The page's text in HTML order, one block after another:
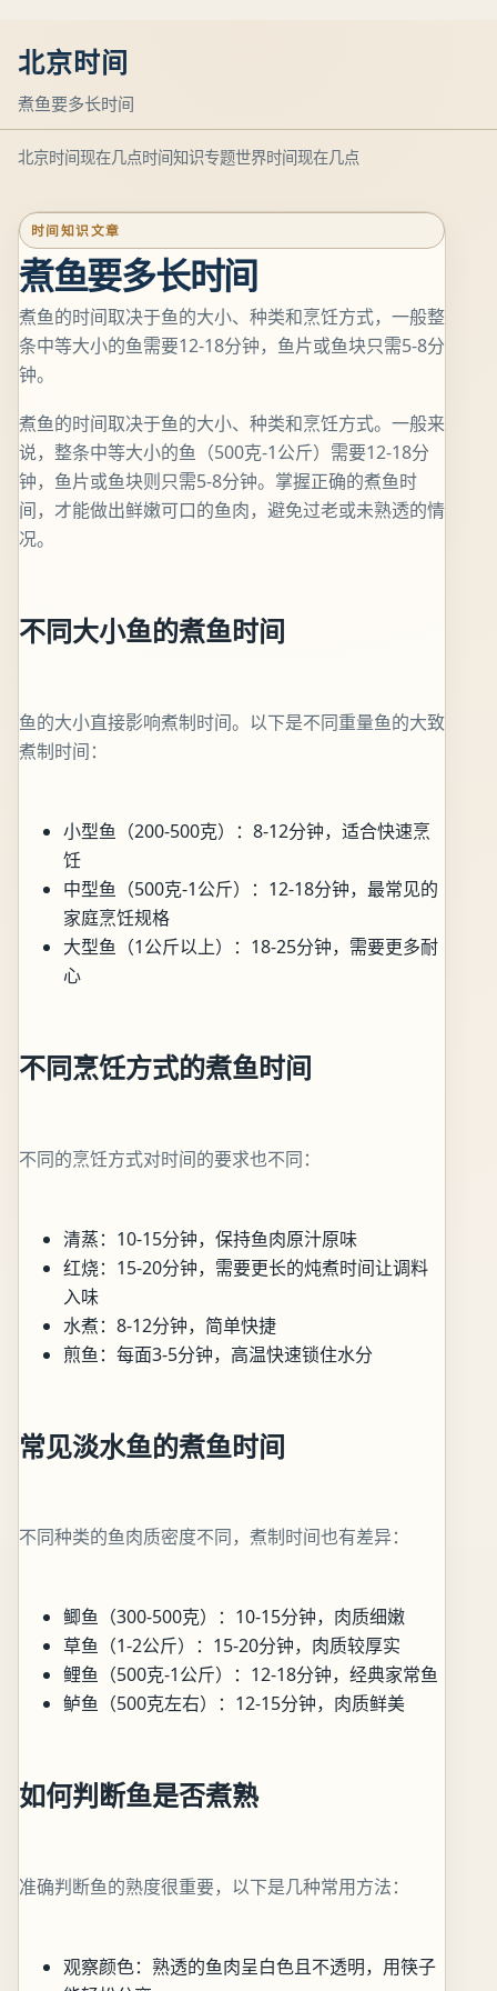
北京时间
煮鱼要多长时间
北京时间现在几点时间知识专题世界时间现在几点
时间知识文章
煮鱼要多长时间
煮鱼的时间取决于鱼的大小、种类和烹饪方式，一般整
条中等大小的鱼需要12-18分钟，鱼片或鱼块只需5-8分
钟。
煮鱼的时间取决于鱼的大小、种类和烹饪方式。一般来
说，整条中等大小的鱼（500克-1公斤）需要12-18分
钟，鱼片或鱼块则只需5-8分钟。掌握正确的煮鱼时
间，才能做出鲜嫩可口的鱼肉，避免过老或未熟透的情
况。
不同大小鱼的煮鱼时间
鱼的大小直接影响煮制时间。以下是不同重量鱼的大致
煮制时间：
小型鱼（200-500克）：8-12分钟，适合快速烹
饪
中型鱼（500克-1公斤）：12-18分钟，最常见的
家庭烹饪规格
大型鱼（1公斤以上）：18-25分钟，需要更多耐
心
不同烹饪方式的煮鱼时间
不同的烹饪方式对时间的要求也不同：
清蒸：10-15分钟，保持鱼肉原汁原味
红烧：15-20分钟，需要更长的炖煮时间让调料
入味
水煮：8-12分钟，简单快捷
煎鱼：每面3-5分钟，高温快速锁住水分
常见淡水鱼的煮鱼时间
不同种类的鱼肉质密度不同，煮制时间也有差异：
鲫鱼（300-500克）：10-15分钟，肉质细嫩
草鱼（1-2公斤）：15-20分钟，肉质较厚实
鲤鱼（500克-1公斤）：12-18分钟，经典家常鱼
鲈鱼（500克左右）：12-15分钟，肉质鲜美
如何判断鱼是否煮熟
准确判断鱼的熟度很重要，以下是几种常用方法：
观察颜色：熟透的鱼肉呈白色且不透明，用筷子